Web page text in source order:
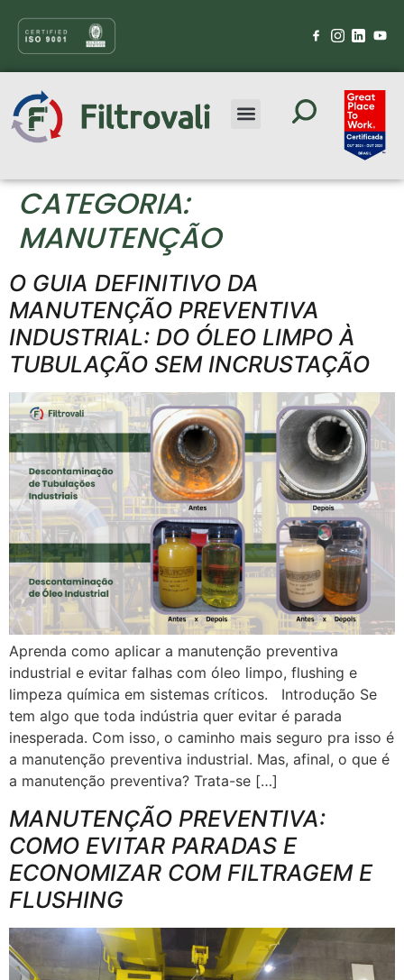
CATEGORIA:
MANUTENÇÃO
O GUIA DEFINITIVO DA
MANUTENÇÃO PREVENTIVA
INDUSTRIAL: DO ÓLEO LIMPO À
TUBULAÇÃO SEM INCRUSTAÇÃO
Aprenda como aplicar a manutenção preventiva
industrial e evitar falhas com óleo limpo, flushing e
limpeza química em sistemas críticos. Introdução Se
tem algo que toda indústria quer evitar é parada
inesperada. Com isso, o caminho mais seguro pra isso é
a manutenção preventiva industrial. Mas, afinal, o que é
a manutenção preventiva? Trata-se […]
MANUTENÇÃO PREVENTIVA:
COMO EVITAR PARADAS E
ECONOMIZAR COM FILTRAGEM E
FLUSHING